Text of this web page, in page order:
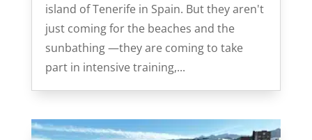
island of Tenerife in Spain. But they aren't
just coming for the beaches and the
sunbathing —they are coming to take
part in intensive training,...